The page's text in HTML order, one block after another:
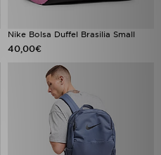
Nike Bolsa Duffel Brasilia Small
40,00€